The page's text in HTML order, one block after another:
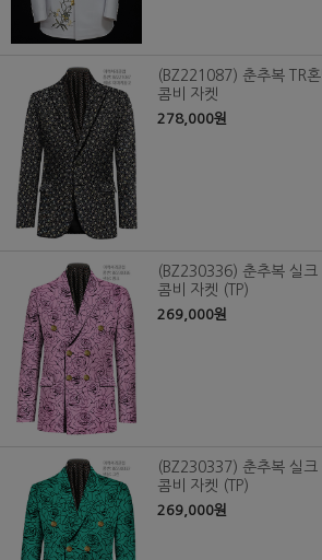
(BZ221087) 춘추복 TR
콤비 자켓
278,000원
(BZ230336) 춘추복 실크
콤비 자켓 (TP)
269,000원
(BZ230337) 춘추복 실크
콤비 자켓 (TP)
269,000원